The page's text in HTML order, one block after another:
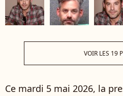
VOIR LES 19
Ce mardi 5 mai 2026, la